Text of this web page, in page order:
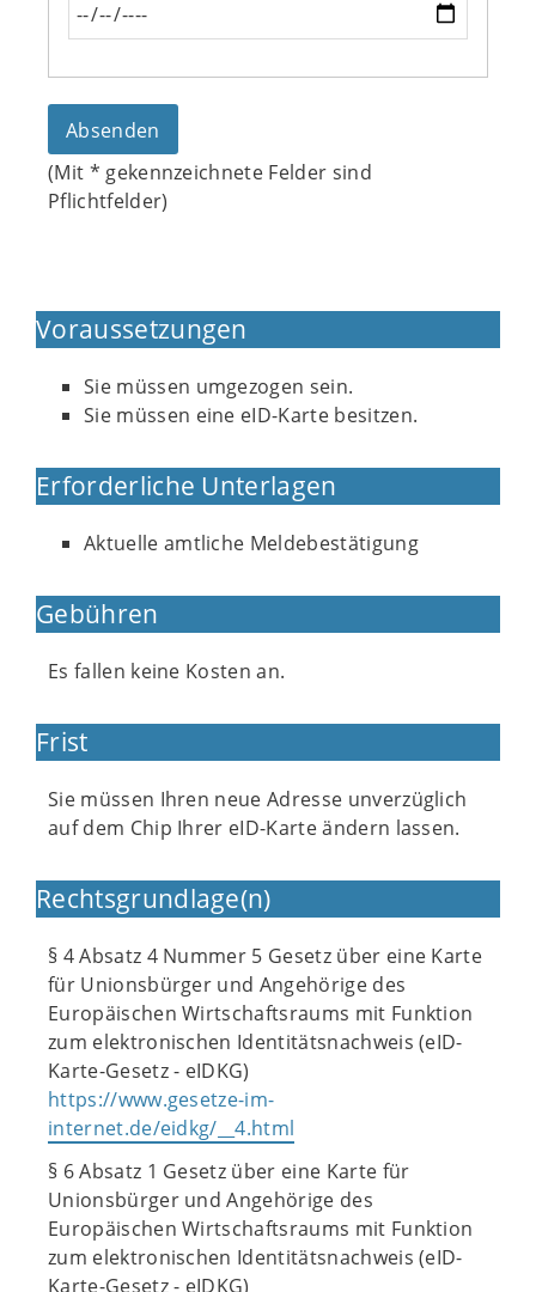
(Mit * gekennzeichnete Felder sind
Pflichtfelder)
Voraussetzungen
Sie müssen umgezogen sein.
Sie müssen eine eID-Karte besitzen.
Erforderliche Unterlagen
Aktuelle amtliche Meldebestätigung
Gebühren
Es fallen keine Kosten an.
Frist
Sie müssen Ihren neue Adresse unverzüglich
auf dem Chip Ihrer eID-Karte ändern lassen.
Rechtsgrundlage(n)
§ 4 Absatz 4 Nummer 5 Gesetz über eine Karte
für Unionsbürger und Angehörige des
Europäischen Wirtschaftsraums mit Funktion
zum elektronischen Identitätsnachweis (eID-
Karte-Gesetz - eIDKG)
https://www.gesetze-im-
internet.de/eidkg/__4.html
§ 6 Absatz 1 Gesetz über eine Karte für
Unionsbürger und Angehörige des
Europäischen Wirtschaftsraums mit Funktion
zum elektronischen Identitätsnachweis (eID-
Karte-Gesetz - eIDKG)